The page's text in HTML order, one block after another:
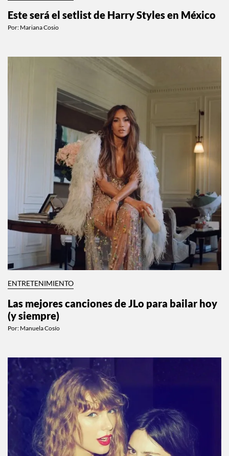
Este será el setlist de Harry Styles en México
Por: Mariana Cosio
ENTRETENIMIENTO
Las mejores canciones de JLo para bailar hoy
(y siempre)
Por: Manuela Cosío